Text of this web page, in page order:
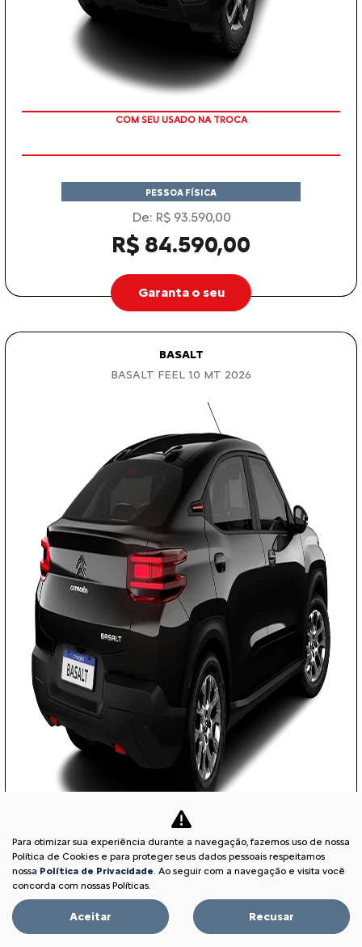
TAXA 0 %
PESSOA FÍSICA
De: R$ 93.590,00
R$ 84.590,00
Garanta o seu
BASALT
BASALT FEEL 1.0 MT 2026
COM SEU USADO NA TROCA
PESSOA FÍSICA
Para otimizar sua experiência durante a navegação, fazemos uso de nossa
Política de Cookies e para proteger seus dados pessoais respeitamos
nossa Política de Privacidade. Ao seguir com a navegação e visita você
concorda com nossas Políticas.
Aceitar Recusar